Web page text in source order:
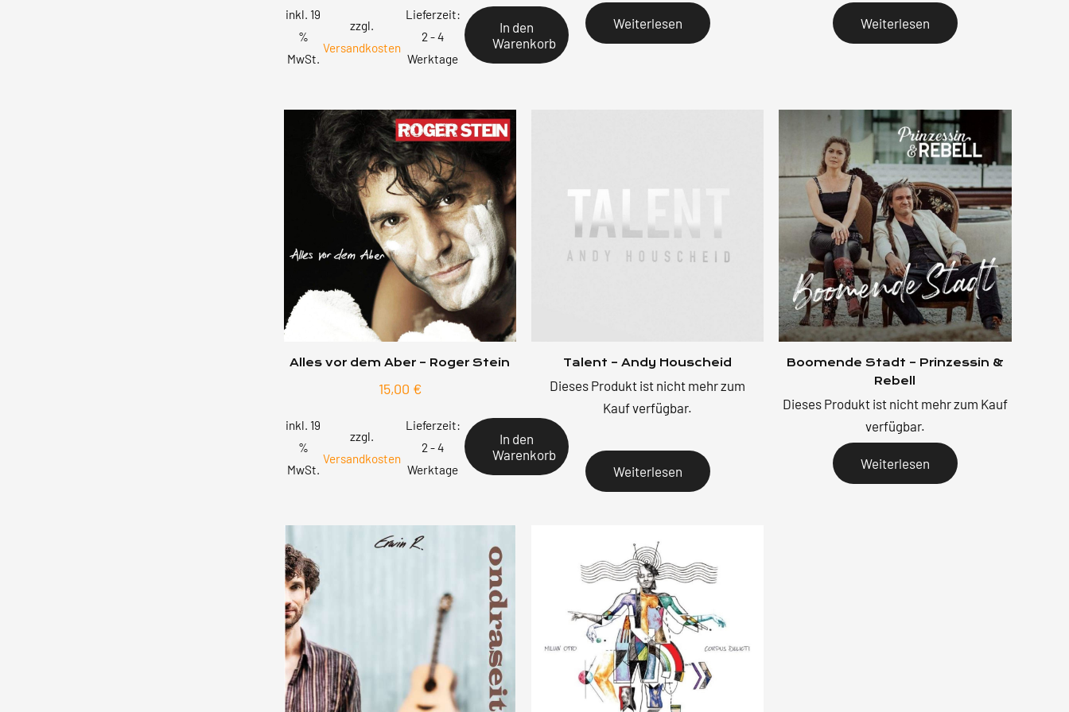
inkl. 19
%
MwSt.
zzgl.
Versandkosten
Lieferzeit:
2 - 4
Werktage
In den
Warenkorb
Weiterlesen Weiterlesen
Alles vor dem Aber – Roger Stein
15,00 €
inkl. 19
%
MwSt.
zzgl.
Versandkosten
Lieferzeit:
2 - 4
Werktage
In den
Warenkorb
Talent – Andy Houscheid
Dieses Produkt ist nicht mehr zum
Kauf verfügbar.
Weiterlesen
Boomende Stadt – Prinzessin &
Rebell
Dieses Produkt ist nicht mehr zum Kauf
verfügbar.
Weiterlesen